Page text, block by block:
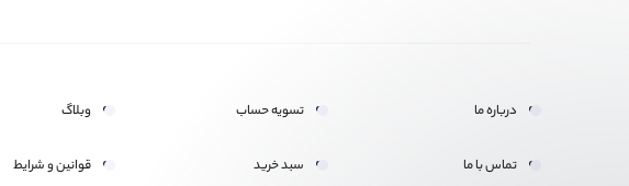
درباره ما
تماس با ما
تسویه حساب
سبد خرید
وبلاگ
قوانین و شرایط